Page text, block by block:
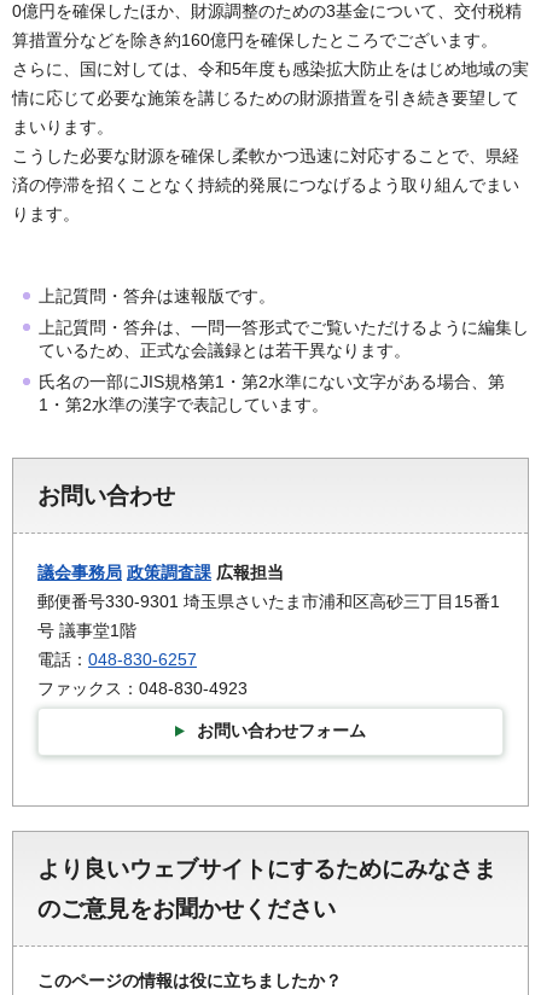
0億円を確保したほか、財源調整のための3基金について、交付税精
算措置分などを除き約160億円を確保したところでございます。
さらに、国に対しては、令和5年度も感染拡大防止をはじめ地域の実
情に応じて必要な施策を講じるための財源措置を引き続き要望して
まいります。
こうした必要な財源を確保し柔軟かつ迅速に対応することで、県経
済の停滞を招くことなく持続的発展につなげるよう取り組んでまい
ります。
上記質問・答弁は速報版です。
上記質問・答弁は、一問一答形式でご覧いただけるように編集し
ているため、正式な会議録とは若干異なります。
氏名の一部にJIS規格第1・第2水準にない文字がある場合、第
1・第2水準の漢字で表記しています。
お問い合わせ
議会事務局 政策調査課 広報担当
郵便番号330-9301 埼玉県さいたま市浦和区高砂三丁目15番1
号 議事堂1階
電話： 048-830-6257
ファックス：048-830-4923
お問い合わせフォーム
より良いウェブサイトにするためにみなさま
のご意見をお聞かせください
このページの情報は役に立ちましたか？